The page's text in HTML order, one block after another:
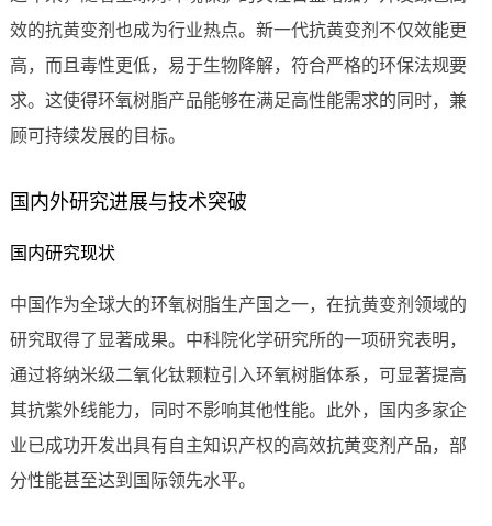
效的抗黄变剂也成为行业热点。新一代抗黄变剂不仅效能更
高，而且毒性更低，易于生物降解，符合严格的环保法规要
求。这使得环氧树脂产品能够在满足高性能需求的同时，兼
顾可持续发展的目标。
国内外研究进展与技术突破
国内研究现状
中国作为全球大的环氧树脂生产国之一，在抗黄变剂领域的
研究取得了显著成果。中科院化学研究所的一项研究表明，
通过将纳米级二氧化钛颗粒引入环氧树脂体系，可显著提高
其抗紫外线能力，同时不影响其他性能。此外，国内多家企
业已成功开发出具有自主知识产权的高效抗黄变剂产品，部
分性能甚至达到国际领先水平。